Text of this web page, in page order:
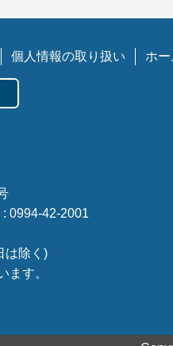
個人情報の取り扱い ホ
0994-42-2001
は除く)
ます。